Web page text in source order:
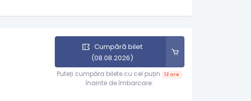
Cumpără bilet
(08.08.2026)
Puteți cumpăra bilete cu cel puțin 12 ore
înainte de îmbarcare.